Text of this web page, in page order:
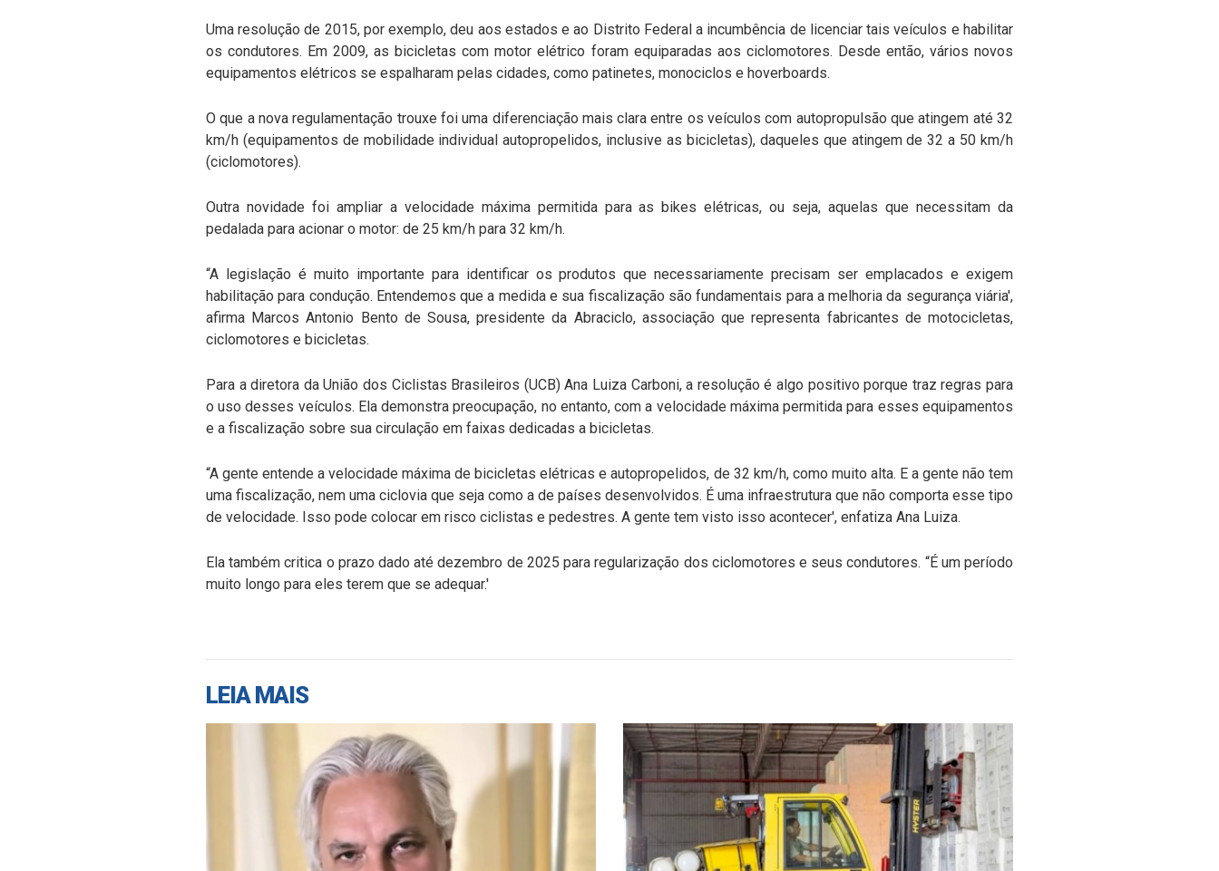
Uma resolução de 2015, por exemplo, deu aos estados e ao Distrito Federal a incumbência de licenciar tais veículos e habilitar
os condutores. Em 2009, as bicicletas com motor elétrico foram equiparadas aos ciclomotores. Desde então, vários novos
equipamentos elétricos se espalharam pelas cidades, como patinetes, monociclos e hoverboards.
O que a nova regulamentação trouxe foi uma diferenciação mais clara entre os veículos com autopropulsão que atingem até 32
km/h (equipamentos de mobilidade individual autopropelidos, inclusive as bicicletas), daqueles que atingem de 32 a 50 km/h
(ciclomotores).
Outra novidade foi ampliar a velocidade máxima permitida para as bikes elétricas, ou seja, aquelas que necessitam da
pedalada para acionar o motor: de 25 km/h para 32 km/h.
“A legislação é muito importante para identificar os produtos que necessariamente precisam ser emplacados e exigem
habilitação para condução. Entendemos que a medida e sua fiscalização são fundamentais para a melhoria da segurança viária',
afirma Marcos Antonio Bento de Sousa, presidente da Abraciclo, associação que representa fabricantes de motocicletas,
ciclomotores e bicicletas.
Para a diretora da União dos Ciclistas Brasileiros (UCB) Ana Luiza Carboni, a resolução é algo positivo porque traz regras para
o uso desses veículos. Ela demonstra preocupação, no entanto, com a velocidade máxima permitida para esses equipamentos
e a fiscalização sobre sua circulação em faixas dedicadas a bicicletas.
“A gente entende a velocidade máxima de bicicletas elétricas e autopropelidos, de 32 km/h, como muito alta. E a gente não tem
uma fiscalização, nem uma ciclovia que seja como a de países desenvolvidos. É uma infraestrutura que não comporta esse tipo
de velocidade. Isso pode colocar em risco ciclistas e pedestres. A gente tem visto isso acontecer', enfatiza Ana Luiza.
Ela também critica o prazo dado até dezembro de 2025 para regularização dos ciclomotores e seus condutores. “É um período
muito longo para eles terem que se adequar.'
LEIA MAIS